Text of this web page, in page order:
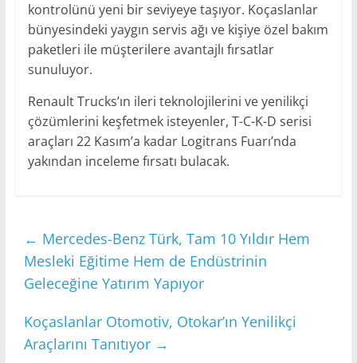
kontrolünü yeni bir seviyeye taşıyor. Koçaslanlar
bünyesindeki yaygın servis ağı ve kişiye özel bakım
paketleri ile müşterilere avantajlı fırsatlar
sunuluyor.
Renault Trucks’ın ileri teknolojilerini ve yenilikçi
çözümlerini keşfetmek isteyenler, T-C-K-D serisi
araçları 22 Kasım’a kadar Logitrans Fuarı’nda
yakından inceleme fırsatı bulacak.
← Mercedes-Benz Türk, Tam 10 Yıldır Hem
Mesleki Eğitime Hem de Endüstrinin
Geleceğine Yatırım Yapıyor
Koçaslanlar Otomotiv, Otokar’ın Yenilikçi
Araçlarını Tanıtıyor →